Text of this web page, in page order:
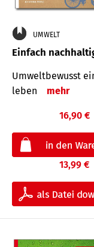
UMWELT
Einfach
Umweltbewusst
leben
mehr
16,90 €
13,99 €